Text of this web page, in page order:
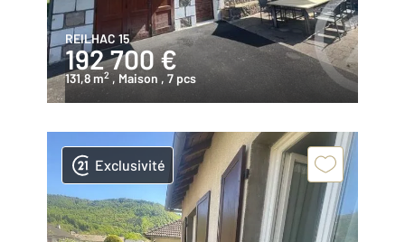
REILHAC 15
192 700 €
131,8 m2 , Maison , 7 pcs
Exclusivité